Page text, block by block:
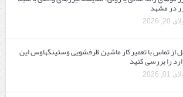
در مشهد
2026
از تماس با تعمیرکار ماشین ظرفشویی وستینگهاوس این
را بررسی کنید
2026